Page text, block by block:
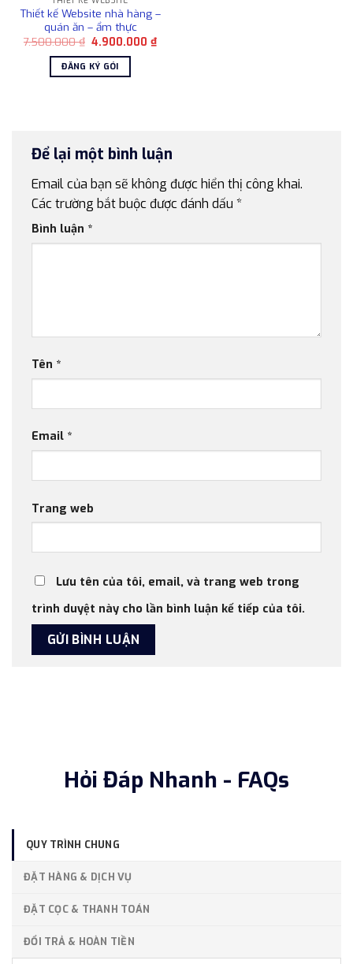
Thiết kế Website nhà hàng –
quán ăn – ẩm thực
7.500.000₫ Giá
là:
7.500.000 ₫.
4.900.000₫Giá
hiện
ĐĂNG KÝ GÓI
Để lại một bình luận
Email của bạn sẽ không được hiển thị công khai.
Các trường bắt buộc được đánh dấu *
Bình luận *
Tên *
Email *
Trang web
Lưu tên của tôi, email, và trang web trong
trình duyệt này cho lần bình luận kế tiếp của tôi.
Hỏi Đáp Nhanh - FAQs
QUY TRÌNH CHUNG
ĐẶT HÀNG & DỊCH VỤ
ĐẶT CỌC & THANH TOÁN
ĐỔI TRẢ & HOÀN TIỀN